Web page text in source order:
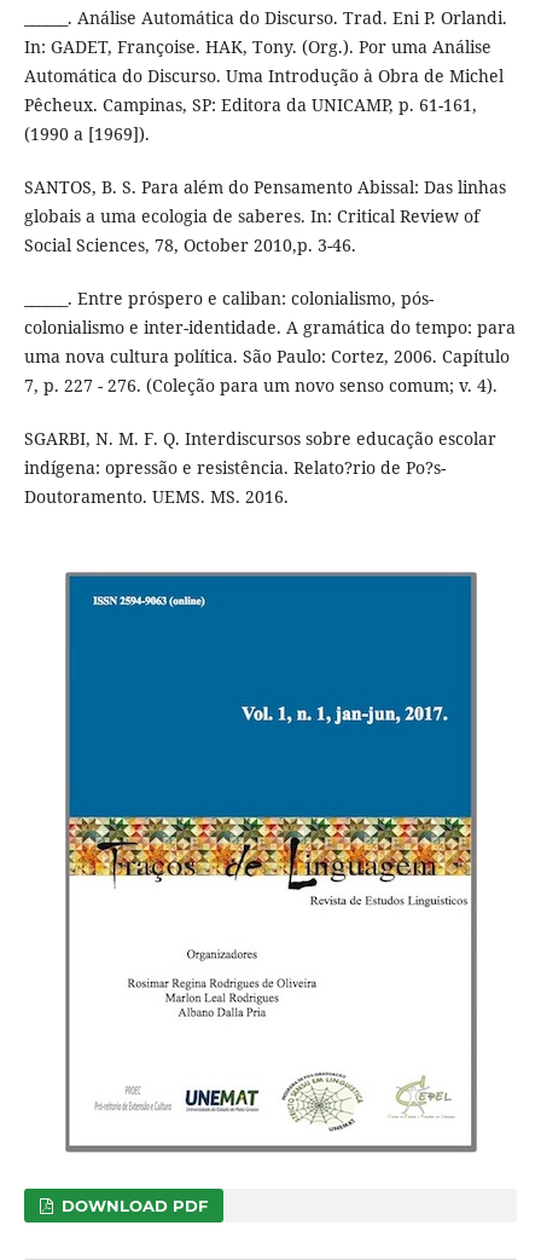
______. Análise Automática do Discurso. Trad. Eni P. Orlandi.
In: GADET, Françoise. HAK, Tony. (Org.). Por uma Análise
Automática do Discurso. Uma Introdução à Obra de Michel
Pêcheux. Campinas, SP: Editora da UNICAMP, p. 61-161,
(1990 a [1969]).
SANTOS, B. S. Para além do Pensamento Abissal: Das linhas
globais a uma ecologia de saberes. In: Critical Review of
Social Sciences, 78, October 2010,p. 3-46.
______. Entre próspero e caliban: colonialismo, pós-
colonialismo e inter-identidade. A gramática do tempo: para
uma nova cultura política. São Paulo: Cortez, 2006. Capítulo
7, p. 227 - 276. (Coleção para um novo senso comum; v. 4).
SGARBI, N. M. F. Q. Interdiscursos sobre educação escolar
indígena: opressão e resistência. Relato?rio de Po?s-
Doutoramento. UEMS. MS. 2016.
DOWNLOAD PDF